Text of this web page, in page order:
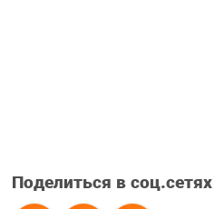
Поделиться в соц.сетях